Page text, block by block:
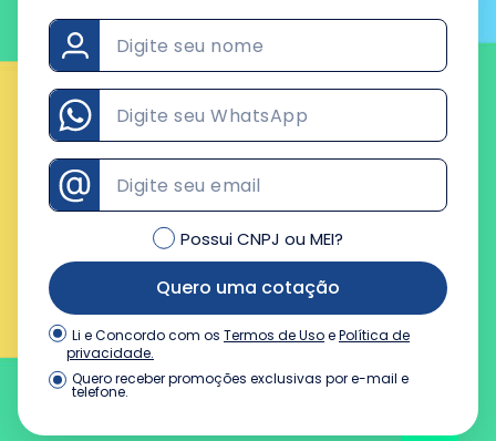
Possui CNPJ ou MEI?
Quero uma cotação
Li e Concordo com os Termos de UsoePolítica de
privacidade.
Quero receber promoções exclusivas por e-mail e
telefone.